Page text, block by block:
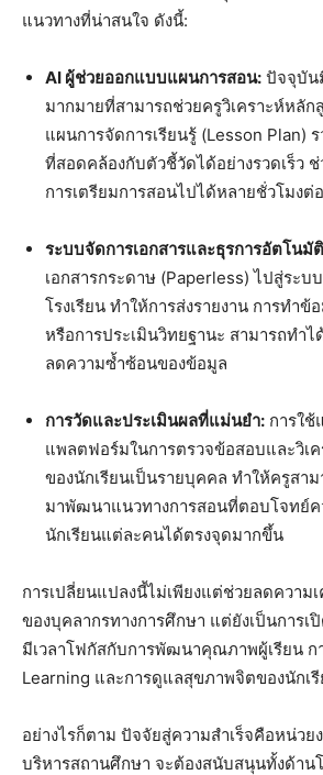
แนวทางที่น่าสนใจ ดังนี้:
AI ผู้ช่วยออกแบบแผนการสอน: ปัจจุบัน
มากมายที่สามารถช่วยครูวิเคราะห์หลั
แผนการจัดการเรียนรู้ (Lesson Plan)
ที่สอดคล้องกับตัวชี้วัดได้อย่างรวดเร็ว
การเตรียมการสอนไปได้หลายชั่วโมงต่
ระบบจัดการเอกสารและธุรการอัตโนมั
เอกสารกระดาษ (Paperless) ไปสู่ระบ
โรงเรียน ทำให้การส่งรายงาน การทำข้
หรือการประเมินวิทยฐานะ สามารถทำ
ลดความซ้ำซ้อนของข้อมูล
การวัดและประเมินผลที่แม่นยำ: การใ
แพลตฟอร์มในการตรวจข้อสอบและวิเ
ของนักเรียนเป็นรายบุคคล ทำให้ครูสา
มาพัฒนาแนวทางการสอนที่ตอบโจทย์ค
นักเรียนแต่ละคนได้ตรงจุดมากขึ้น
การเปลี่ยนแปลงนี้ไม่เพียงแต่ช่วยลดความ
ของบุคลากรทางการศึกษา แต่ยังเป็นการ
มีเวลาโฟกัสกับการพัฒนาคุณภาพผู้เรียน ก
Learning และการดูแลสุขภาพจิตของนักเ
อย่างไรก็ตาม ปัจจัยสู่ความสำเร็จคือหน่ว
บริหารสถานศึกษา จะต้องสนับสนุนทั้งด้าน